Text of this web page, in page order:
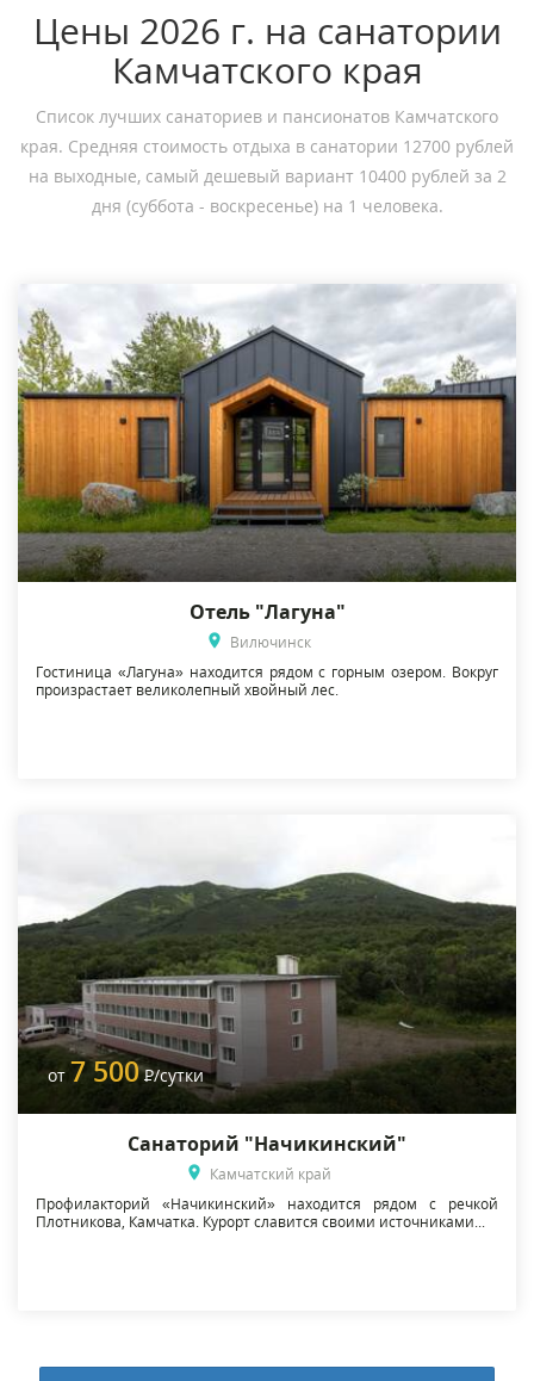
Цены 2026 г. на санатории
Камчатского края
Список лучших санаториев и пансионатов Камчатского
края. Средняя стоимость отдыха в санатории 12700 рублей
на выходные, самый дешевый вариант 10400 рублей за 2
дня (суббота - воскресенье) на 1 человека.
Отель "Лагуна"
Вилючинск
Гостиница «Лагуна» находится рядом с горным озером. Вокруг
произрастает великолепный хвойный лес.
от 7 500 Р/сутки
Санаторий "Начикинский"
Камчатский край
Профилакторий «Начикинский» находится рядом с речкой
Плотникова, Камчатка. Курорт славится своими источниками...